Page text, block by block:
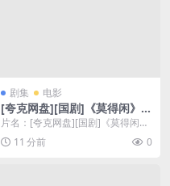
剧集 电影
[夸克网盘][国剧]《莫得闲》
（2026）剧情 / 历史 / 战争
片名：[夸克网盘][国剧]《莫得闲》
（2026）剧情 / 历史 / 战争 分
类：...11 分前 0